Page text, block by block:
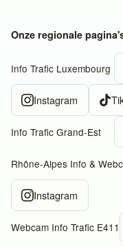
Onze regionale
Info Trafic Luxembourg
Instagram
Info Trafic Grand-Est
Rhône-Alpes Info &
Instagram
Webcam Info Trafic E411